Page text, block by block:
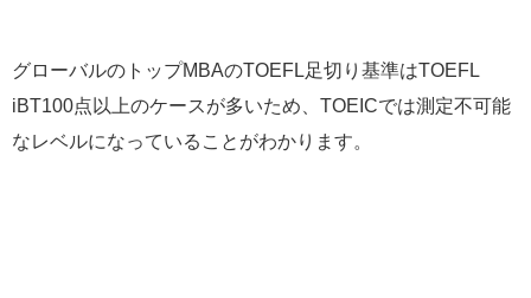
グローバルのトップMBAのTOEFL足切り基準はTOEFL
iBT100点以上のケースが多いため、TOEICでは測定不可能
なレベルになっていることがわかります。